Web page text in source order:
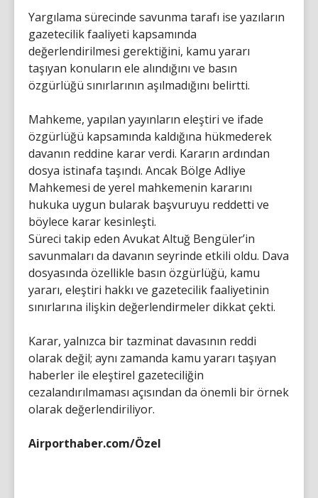
Yargılama sürecinde savunma tarafı ise yazıların
gazetecilik faaliyeti kapsamında
değerlendirilmesi gerektiğini, kamu yararı
taşıyan konuların ele alındığını ve basın
özgürlüğü sınırlarının aşılmadığını belirtti.
Mahkeme, yapılan yayınların eleştiri ve ifade
özgürlüğü kapsamında kaldığına hükmederek
davanın reddine karar verdi. Kararın ardından
dosya istinafa taşındı. Ancak Bölge Adliye
Mahkemesi de yerel mahkemenin kararını
hukuka uygun bularak başvuruyu reddetti ve
böylece karar kesinleşti.
Süreci takip eden Avukat Altuğ Bengüler’in
savunmaları da davanın seyrinde etkili oldu. Dava
dosyasında özellikle basın özgürlüğü, kamu
yararı, eleştiri hakkı ve gazetecilik faaliyetinin
sınırlarına ilişkin değerlendirmeler dikkat çekti.
Karar, yalnızca bir tazminat davasının reddi
olarak değil; aynı zamanda kamu yararı taşıyan
haberler ile eleştirel gazeteciliğin
cezalandırılmaması açısından da önemli bir örnek
olarak değerlendiriliyor.
Airporthaber.com/Özel